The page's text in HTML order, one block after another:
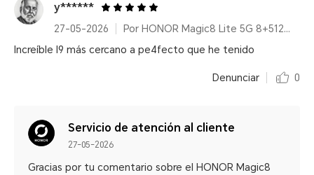
y******
27-05-2026
Por HONOR Magic8 Lite 5G 8+512GB Reddish Brown/ 7500mAh/ IP68/IP69K/ 6000nits/ 2.5m Resistencia a caídas certificada
Increíble l9 más cercano a pe4fecto que he tenido
Denunciar 0
Servicio de atención al cliente
27-05-2026
Gracias por tu comentario sobre el HONOR Magic8